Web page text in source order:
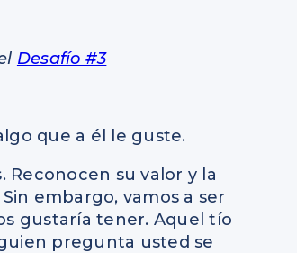
Desafío #3
que a él le guste.
Reconocen su valor y la
embargo, vamos a ser
gustaría tener. Aquel tío
pregunta usted se